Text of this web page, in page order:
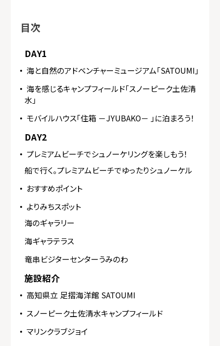
目次
DAY1
海と自然のアドベンチャーミュージアム「SATOUMI」
海を感じるキャンプフィールド「スノーピーク土佐清
水」
モバイルハウス「住箱 －JYUBAKO－ 」に泊まろう！
DAY2
プレミアムビーチでシュノーケリングを楽しもう！
船で行く。プレミアムビーチでゆったりシュノーケル
おすすめポイント
よりみちスポット
海のギャラリー
海ギャラテラス
竜串ビジターセンターうみのわ
施設紹介
高知県立 足摺海洋館 SATOUMI
スノーピーク土佐清水キャンプフィールド
マリンクラブジョイ